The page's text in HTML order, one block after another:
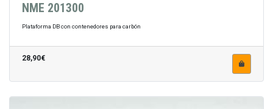
NME 201300
Plataforma DB con contenedores para carbón
28,90€